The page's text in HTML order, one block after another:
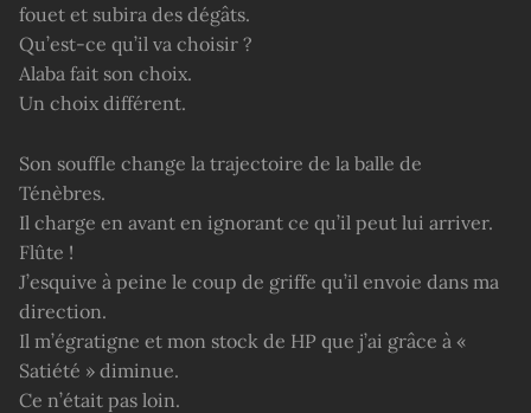
fouet et subira des dégâts.
Qu’est-ce qu’il va choisir ?
Alaba fait son choix.
Un choix différent.
Son souffle change la trajectoire de la balle de
Ténèbres.
Il charge en avant en ignorant ce qu’il peut lui arriver.
Flûte !
J’esquive à peine le coup de griffe qu’il envoie dans ma
direction.
Il m’égratigne et mon stock de HP que j’ai grâce à «
Satiété » diminue.
Ce n’était pas loin.